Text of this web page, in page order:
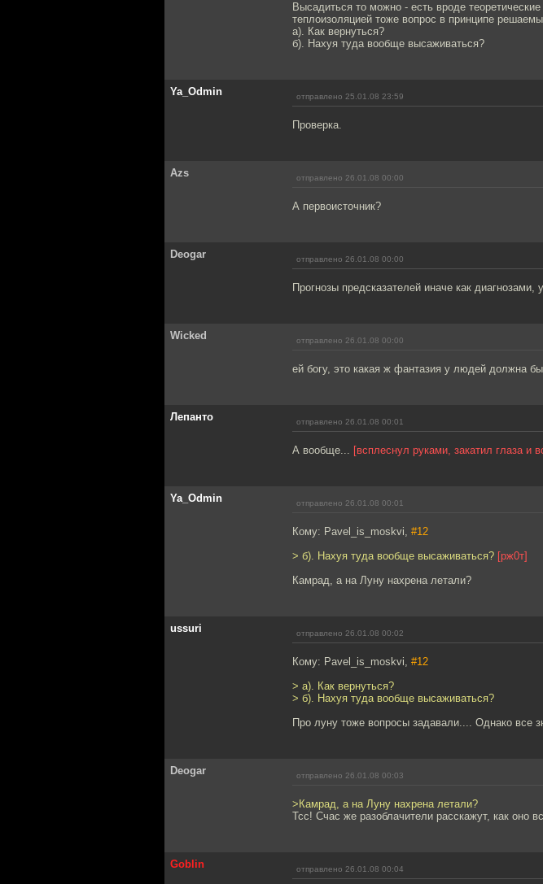
Высадиться то можно - есть вроде
теплоизоляцией тоже вопрос в принципе
а). Как вернуться?
б). Нахуя туда вообще высаживаться?
Ya_Odmin отправлено 25.01.08 23:59
Проверка.
Azs отправлено 26.01.08 00:00
А первоисточник?
Deogar отправлено 26.01.08 00:00
Прогнозы предсказателей иначе как диагнозами,
Wicked отправлено 26.01.08 00:00
ей богу, это какая ж фантазия у людей должна
Лепанто отправлено 26.01.08 00:01
А вообще... [всплеснул руками, закатил глаза и
Ya_Odmin отправлено 26.01.08 00:01
Кому: Pavel_is_moskvi, #12
> б). Нахуя туда вообще высаживаться? [рж0т]
Камрад, а на Луну нахрена летали?
ussuri отправлено 26.01.08 00:02
Кому: Pavel_is_moskvi, #12
> а). Как вернуться?
> б). Нахуя туда вообще высаживаться?
Про луну тоже вопросы задавали.... Однако все
Deogar отправлено 26.01.08 00:03
>Камрад, а на Луну нахрена летали?
Тсс! Счас же разоблачители расскажут, как оно
Goblin отправлено 26.01.08 00:04